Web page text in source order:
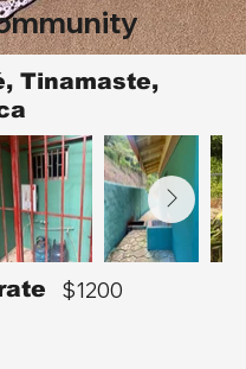
Tinamaste,
$1200